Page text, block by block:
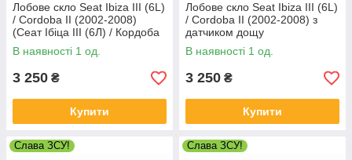
Лобове скло Seat Ibiza III (6L)
/ Cordoba II (2002-2008)
(Сеат Ібіца III (6Л) / Кордоба
II)
В наявності 1 од.
3 250 ₴
Купити
Лобове скло Seat Ibiza III (6L)
/ Cordoba II (2002-2008) з
датчиком дощу
В наявності 1 од.
3 250 ₴
Купити
Слава ЗСУ! Слава ЗСУ!